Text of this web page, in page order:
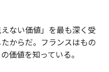
ない価値」を最も深く受
からだ。フランスはもの
価値を知っている。